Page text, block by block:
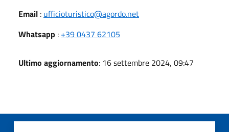
Email : ufficioturistico@agordo.net
Whatsapp : +39 0437 62105
Ultimo aggiornamento: 16 settembre 2024, 09:47